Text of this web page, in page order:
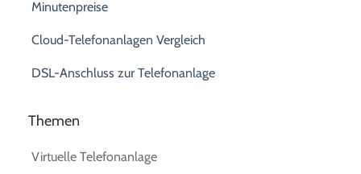
Minutenpreise
Cloud-Telefonanlagen Vergleich
DSL-Anschluss zur Telefonanlage
Themen
Virtuelle Telefonanlage